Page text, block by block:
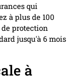
qui
à plus de 100
protection
jusqu'à 6 mois
à